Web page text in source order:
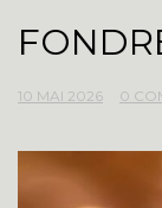
10 MAI 2026 0